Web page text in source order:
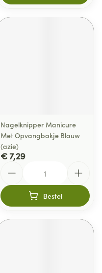
Nagelknipper Manicure
Met Opvangbakje Blauw
(azie)
€ 7,29
Bestel